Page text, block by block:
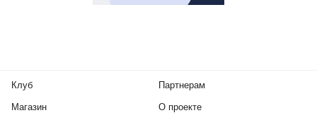
Клуб
Магазин
Партнерам
О проекте